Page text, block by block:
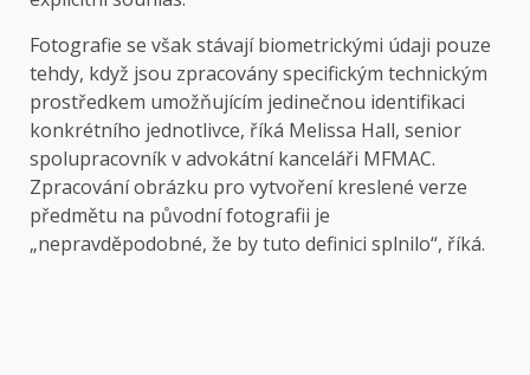
Fotografie se však stávají biometrickými údaji pouze
tehdy, když jsou zpracovány specifickým technickým
prostředkem umožňujícím jedinečnou identifikaci
konkrétního jednotlivce, říká Melissa Hall, senior
spolupracovník v advokátní kanceláři MFMAC.
Zpracování obrázku pro vytvoření kreslené verze
předmětu na původní fotografii je
„nepravděpodobné, že by tuto definici splnilo“, říká.